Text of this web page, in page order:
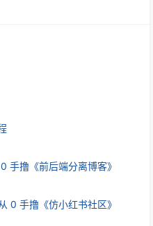
手撸《前后端分离博客》
0 手撸《仿小红书社区》